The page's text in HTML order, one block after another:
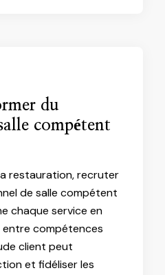
du
compétent
restauration, recruter
de salle compétent
chaque service en
entre compétences
client peut
et fidéliser les